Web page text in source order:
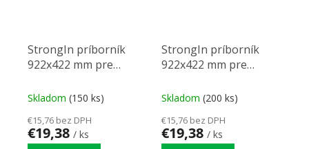
StrongIn príborník
922x422 mm pre
Skladom (150 ks)
€15,76 bez DPH
€19,38 / ks
StrongIn príborník
922x422 mm pre
Skladom (200 ks)
€15,76 bez DPH
€19,38 / ks